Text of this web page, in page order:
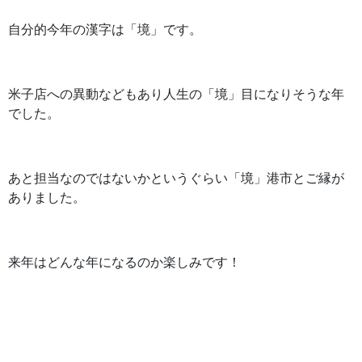
自分的今年の漢字は「境」です。
米子店への異動などもあり人生の「境」目になりそうな年
でした。
あと担当なのではないかというぐらい「境」港市とご縁が
ありました。
来年はどんな年になるのか楽しみです！